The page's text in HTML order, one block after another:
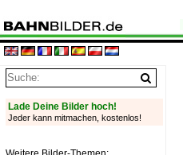
Lade Deine Bilder hoch!
Jeder kann mitmachen, kostenlos!